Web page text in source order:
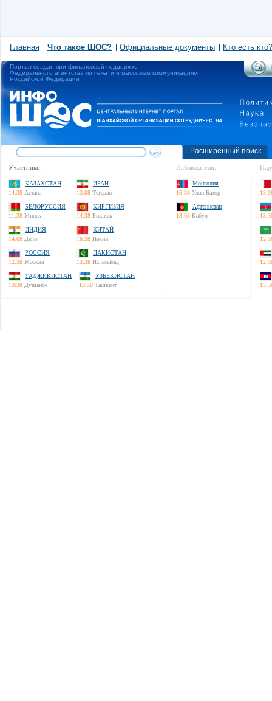
Главная Что такое ШОС? Официальные документы Кто есть кто?
Портал создан при финансовой поддержке
Федерального агентства по печати и массовым коммуникациям
Российской Федерации
Расширенный поиск
Участники:
КАЗАХСТАН
14:38 Астана
ИРАН
13:08 Тегеран
БЕЛОРУССИЯ
11:38 Минск
КИРГИЗИЯ
14:38 Бишкек
ИНДИЯ
14:08 Дели
КИТАЙ
16:38 Пекин
РОССИЯ
12:38 Москва
ПАКИСТАН
13:38 Исламабад
ТАДЖИКИСТАН
13:38 Душанбе
УЗБЕКИСТАН
13:38 Ташкент
Наблюдатели:
Монголия
16:38 Улан-Батор
Афганистан
13:08 Кабул